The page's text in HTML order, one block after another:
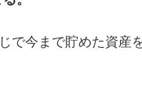
で今まで貯めた資産